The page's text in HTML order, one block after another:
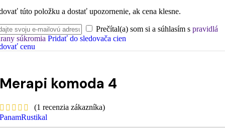
túto položku a dostať upozornenie, ak cena klesne.
Prečítal(a) som si a súhlasím s pravidlá
súkromia Pridať do sledovača cien
cenu
Merapi komoda 4
(1 recenzia zákazníka)
PanamRustikal